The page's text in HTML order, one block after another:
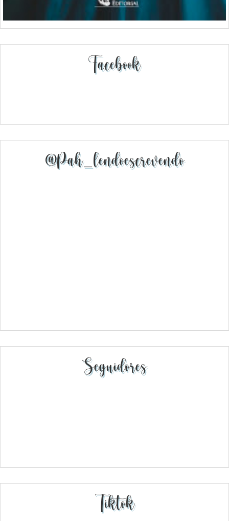
Facebook
@pah_lendoescrevendo
Seguidores
Tiktok